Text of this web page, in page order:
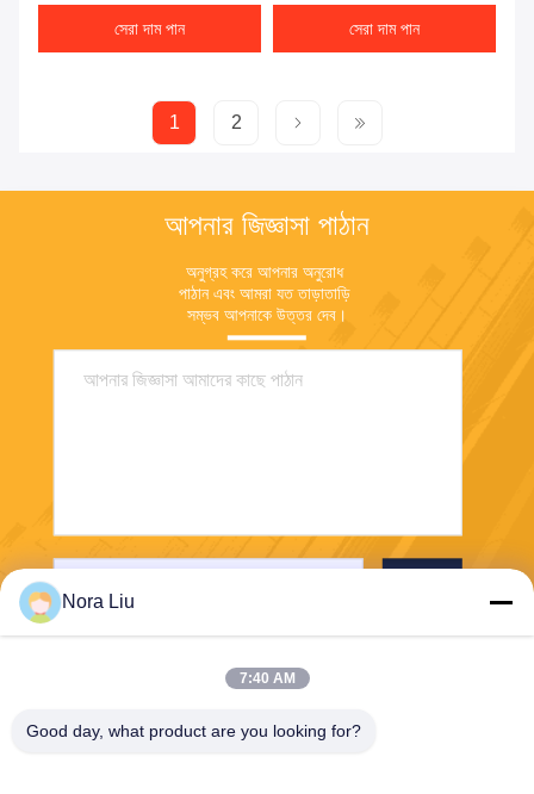
সেরা দাম পান সেরা দাম পান
1 2
আপনার জিজ্ঞাসা পাঠান
অনুগ্রহ করে আপনার অনুরোধ
পাঠান এবং আমরা যত তাড়াতাড়ি
সম্ভব আপনাকে উত্তর দেব।
Nora Liu
7:40 AM
Good day, what product are you looking for?